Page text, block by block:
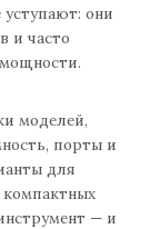
они
и часто
моделей,
порты и
для
— и